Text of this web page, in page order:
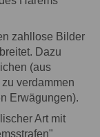
zahllose Bilder
Dazu
(aus
verdammen
Erwägungen).
Art mit